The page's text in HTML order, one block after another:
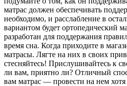
матрас должен обеспечивать
необходимо, и расслабление в
вариантом будет ортопедический
разработан для поддержания
время сна. Когда приходите в
матрасы. Лягте на них в своих
стесняйтесь! Прислушивайтесь к
ли вам, приятно ли? Отличный
вам матрас — провести на нем